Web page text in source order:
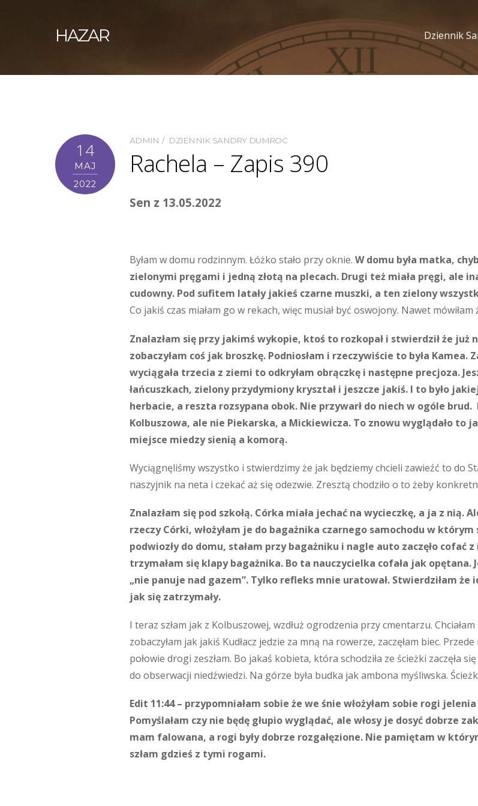
HAZAR Dziennik
14
MAJ
2022
ADMIN DZIENNIK SANDRY DUMROC
Rachela – Zapis 390
Sen z 13.05.2022
Byłam w domu rodzinnym. Łóżko stało przy oknie. W domu była matka,
zielonymi pręgami i jedną złotą na plecach. Drugi też miała pręgi, ale
cudowny. Pod sufitem latały jakieś czarne muszki, a ten zielony
Co jakiś czas miałam go w rekach, więc musiał być oswojony. Nawet
Znalazłam się przy jakimś wykopie, ktoś to rozkopał i stwierdził że
zobaczyłam coś jak broszkę. Podniosłam i rzeczywiście to była Kamea.
wyciągała trzecia z ziemi to odkryłam obrączkę i następne precjoza.
łańcuszkach, zielony przydymiony kryształ i jeszcze jakiś. I to było
herbacie, a reszta rozsypana obok. Nie przywarł do niech w ogóle brud.
Kolbuszowa, ale nie Piekarska, a Mickiewicza. To znowu wyglądało to
miejsce miedzy sienią a komorą.
Wyciągnęliśmy wszystko i stwierdzimy że jak będziemy chcieli zawieźć to do
naszyjnik na neta i czekać aż się odezwie. Zresztą chodziło o to żeby
Znalazłam się pod szkołą. Córka miała jechać na wycieczkę, a ja z nią.
rzeczy Córki, włożyłam je do bagażnika czarnego samochodu w
podwiozły do domu, stałam przy bagażniku i nagle auto zaczęło cofać
trzymałam się klapy bagażnika. Bo ta nauczycielka cofała jak opętana.
„nie panuje nad gazem”. Tylko refleks mnie uratował. Stwierdziłam że
jak się zatrzymały.
I teraz szłam jak z Kolbuszowej, wzdłuż ogrodzenia przy cmentarzu.
zobaczyłam jak jakiś Kudłacz jedzie za mną na rowerze, zaczęłam biec.
połowie drogi zeszłam. Bo jakaś kobieta, która schodziła ze ścieżki zaczęła
do obserwacji niedźwiedzi. Na górze była budka jak ambona myśliwska.
Edit 11:44 – przypomniałam sobie że we śnie włożyłam sobie rogi
Pomyślałam czy nie będę głupio wyglądać, ale włosy je dosyć dobrze
mam falowana, a rogi były dobrze rozgałęzione. Nie pamiętam w
szłam gdzieś z tymi rogami.